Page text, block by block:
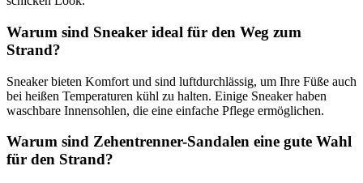
Warum sind Sneaker ideal für den Weg zum
Strand?
Sneaker bieten Komfort und sind luftdurchlässig, um Ihre Füße auch
bei heißen Temperaturen kühl zu halten. Einige Sneaker haben
waschbare Innensohlen, die eine einfache Pflege ermöglichen.
Warum sind Zehentrenner-Sandalen eine gute Wahl
für den Strand?